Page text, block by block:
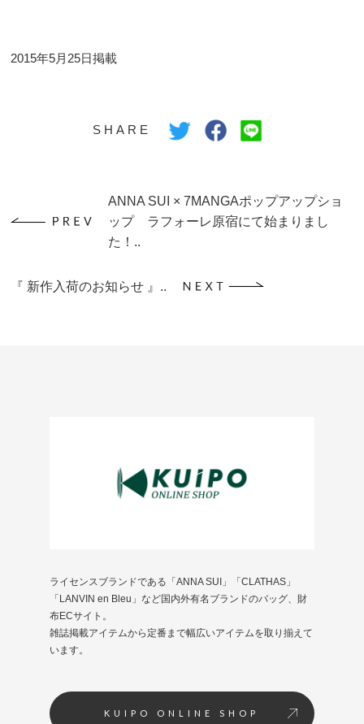
2015年5月25日掲載
SHARE
ANNA SUI × 7MANGAポップアップショ
ップ ラフォーレ原宿にて始まりまし
た！..
『 新作入荷のお知らせ 』..
ライセンスブランドである「ANNA SUI」「CLATHAS」
「LANVIN en Bleu」など国内外有名ブランドのバッグ、財
布ECサイト。
雑誌掲載アイテムから定番まで幅広いアイテムを取り揃えて
います。
KUIPO ONLINE SHOP